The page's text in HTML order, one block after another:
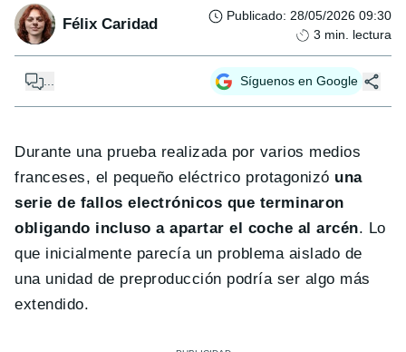
Félix Caridad Publicado: 28/05/2026 09:30
3 min. lectura
... Síguenos en Google
Durante una prueba realizada por varios medios
franceses, el pequeño eléctrico protagonizó una
serie de fallos electrónicos que terminaron
obligando incluso a apartar el coche al arcén. Lo
que inicialmente parecía un problema aislado de
una unidad de preproducción podría ser algo más
extendido.